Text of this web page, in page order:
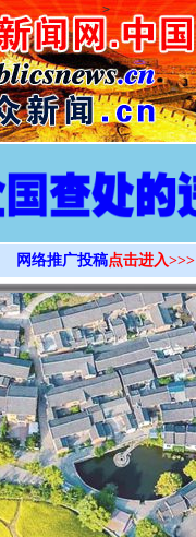
>
网络推广投稿点击进入>>>